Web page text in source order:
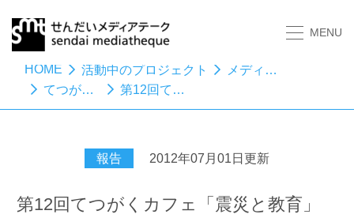
MENU
HOME 活動中のプロジェクト
メディアスタディーズ
てつがくカフェ
第12回てつがくカフェ「震災と教育」 レポート・カウンタートーク
報告 2012年07月01日更新
第12回てつがくカフェ「震災と教育」